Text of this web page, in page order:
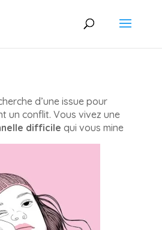
d’une issue pour
un conflit. Vous vivez une
difficile qui vous mine